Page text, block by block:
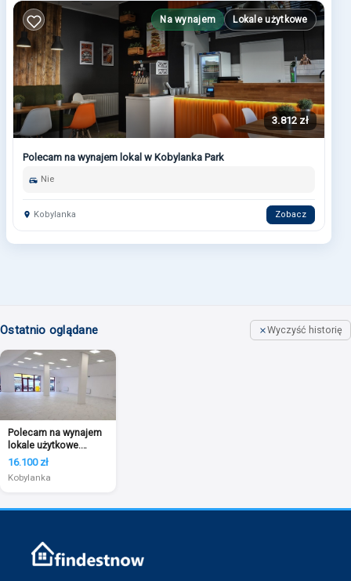
Na wynajem Lokale użytkowe
3.812 zł
Polecam na wynajem lokal w Kobylanka Park
Nie
Kobylanka Zobacz
Ostatnio oglądane Wyczyść historię
Polecam na wynajem
lokale użytkowe.
Kobylanka
16.100 zł
Kobylanka